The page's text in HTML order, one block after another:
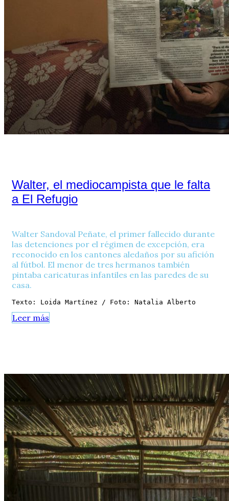
Walter, el mediocampista que le falta
a El Refugio
Walter Sandoval Peñate, el primer fallecido durante
las detenciones por el régimen de excepción, era
reconocido en los cantones aledaños por su afición
al fútbol. El menor de tres hermanos también
pintaba caricaturas infantiles en las paredes de su
casa.
Texto: Loida Martínez / Foto: Natalia Alberto
Leer más